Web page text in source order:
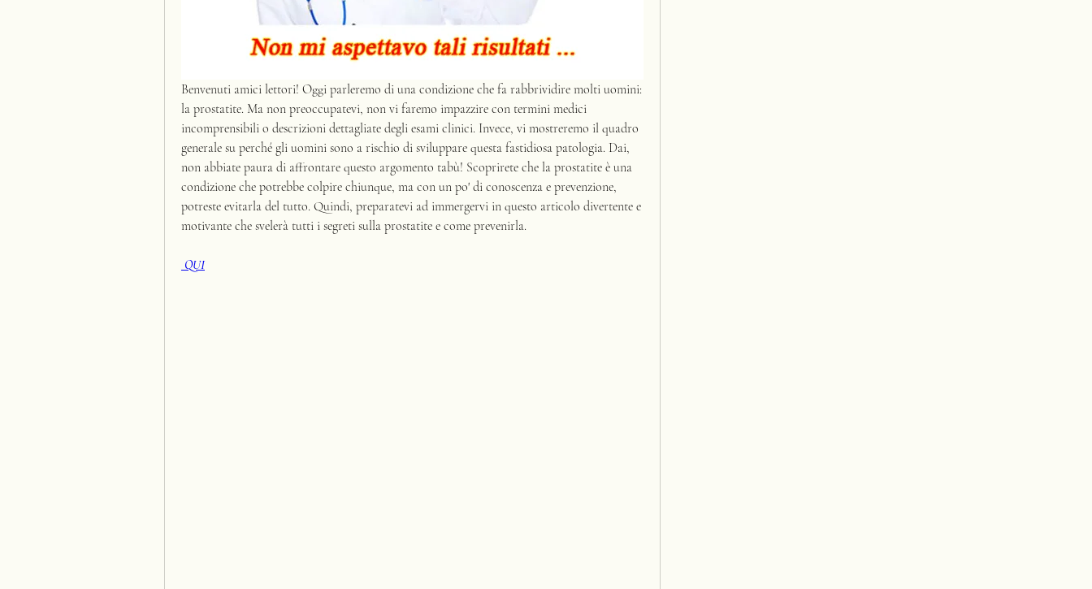
Benvenuti amici lettori! Oggi parleremo di una condizione che fa rabbrividire molti uomini:
la prostatite. Ma non preoccupatevi, non vi faremo impazzire con termini medici
incomprensibili o descrizioni dettagliate degli esami clinici. Invece, vi mostreremo il quadro
generale su perché gli uomini sono a rischio di sviluppare questa fastidiosa patologia. Dai,
non abbiate paura di affrontare questo argomento tabù! Scoprirete che la prostatite è una
condizione che potrebbe colpire chiunque, ma con un po' di conoscenza e prevenzione,
potreste evitarla del tutto. Quindi, preparatevi ad immergervi in questo articolo divertente e
motivante che svelerà tutti i segreti sulla prostatite e come prevenirla.
QUI